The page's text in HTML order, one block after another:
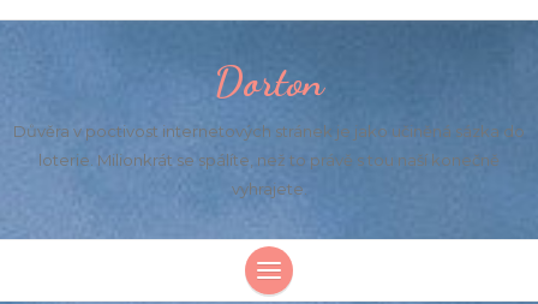
Dorton
Důvěra v poctivost internetových stránek je jako učiněná sázka do
loterie. Milionkrát se spálíte, než to právě s tou naší konečně
vyhrajete.